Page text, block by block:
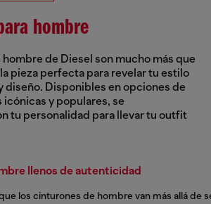
hombre
de Diesel son mucho más que
pieza perfecta para revelar tu estilo
diseño. Disponibles en opciones de
y populares, se
tu personalidad para llevar tu outfit
llenos de autenticidad
los cinturones de hombre van más allá de